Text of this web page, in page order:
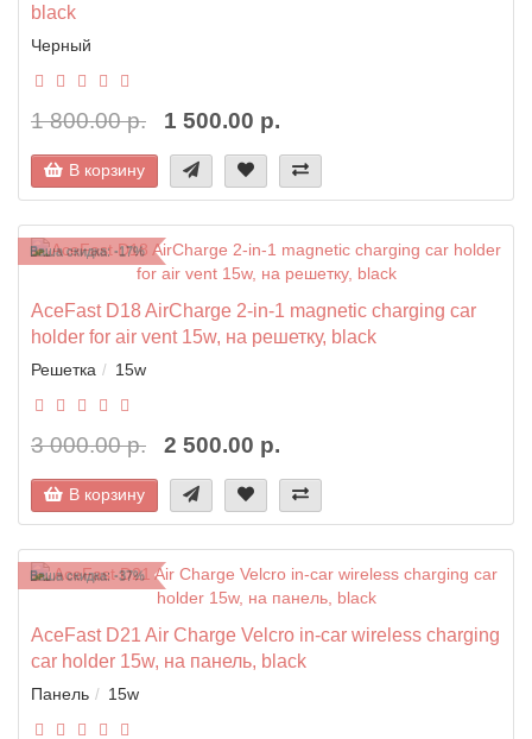
black
Черный
1 800.00 р. 1 500.00 р.
В корзину
Ваша скидка: -17%
AceFast D18 AirCharge 2-in-1 magnetic charging car
holder for air vent 15w, на решетку, black
Решетка 15w
3 000.00 р. 2 500.00 р.
В корзину
Ваша скидка: -37%
AceFast D21 Air Charge Velcro in-car wireless charging
car holder 15w, на панель, black
Панель 15w